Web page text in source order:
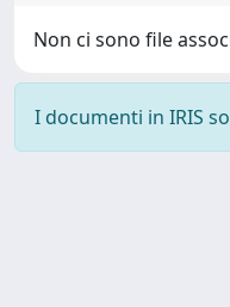
Non ci sono file
I documenti in IRIS